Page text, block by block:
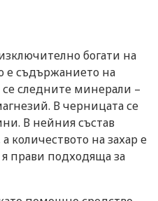
богати на
е съдържанието на
следните минерали –
В черницата се
В нейния състав
количеството на захар е
прави подходяща за